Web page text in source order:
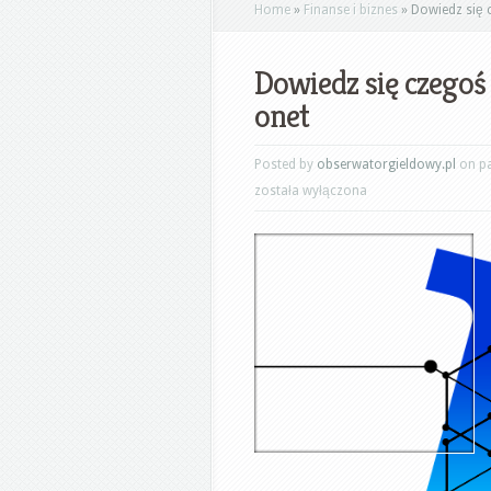
Home » Finanse i biznes » Dowiedz się
Dowiedz się
onet
Posted by obserwatorgieldowy.pl on
została wyłączona